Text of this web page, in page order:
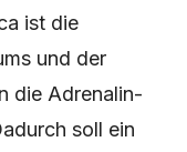
ist die
und der
die Adrenalin-
soll ein